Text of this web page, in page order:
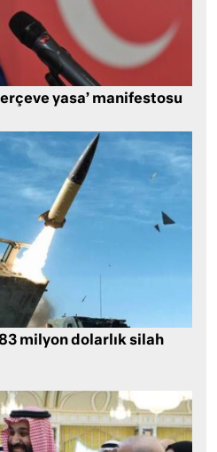
yasa’ manifestosu
milyon dolarlık silah